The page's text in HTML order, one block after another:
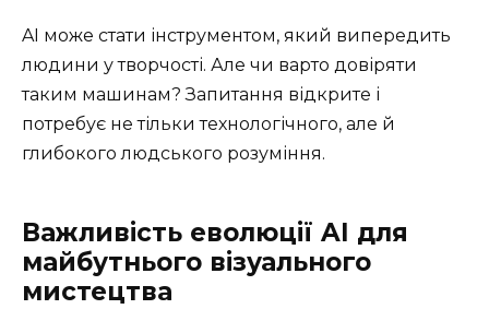
AI може стати інструментом, який випередить
людини у творчості. Але чи варто довіряти
таким машинам? Запитання відкрите і
потребує не тільки технологічного, але й
глибокого людського розуміння.
Важливість еволюції AI для
майбутнього візуального
мистецтва